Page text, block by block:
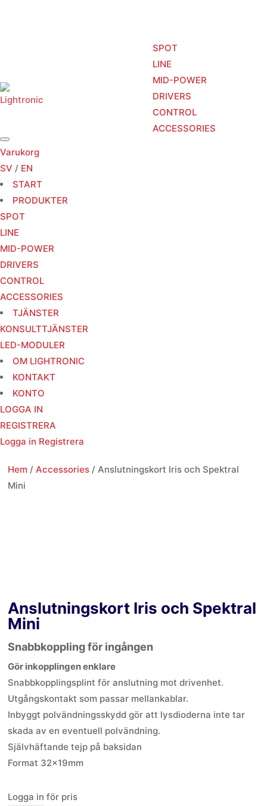
SPOT
LINE
MID-POWER
DRIVERS
CONTROL
ACCESSORIES
Varukorg
SV / EN
START
PRODUKTER
SPOT
LINE
MID-POWER
DRIVERS
CONTROL
ACCESSORIES
TJÄNSTER
KONSULTTJÄNSTER
LED-MODULER
OM LIGHTRONIC
KONTAKT
KONTO
LOGGA IN
REGISTRERA
Logga in Registrera
Hem /Accessories / Anslutningskort Iris och Spektral
Mini
Anslutningskort Iris och Spektral
Mini
Snabbkoppling för ingången
Gör inkopplingen enklare
Snabbkopplingsplint för anslutning mot drivenhet.
Utgångskontakt som passar mellankablar.
Inbyggt polvändningsskydd gör att lysdioderna inte tar
skada av en eventuell polvändning.
Självhäftande tejp på baksidan
Format 32x19mm
Logga in för pris